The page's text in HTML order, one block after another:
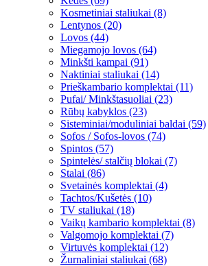
Kosmetiniai staliukai (8)
Lentynos (20)
Lovos (44)
Miegamojo lovos (64)
Minkšti kampai (91)
Naktiniai staliukai (14)
Prieškambario komplektai (11)
Pufai/ Minkštasuoliai (23)
Rūbų kabyklos (23)
Sisteminiai/moduliniai baldai (59)
Sofos / Sofos-lovos (74)
Spintos (57)
Spintelės/ stalčių blokai (7)
Stalai (86)
Svetainės komplektai (4)
Tachtos/Kušetės (10)
TV staliukai (18)
Vaikų kambario komplektai (8)
Valgomojo komplektai (7)
Virtuvės komplektai (12)
Žurnaliniai staliukai (68)